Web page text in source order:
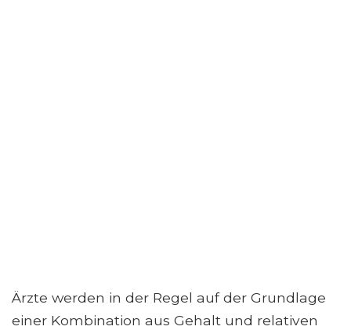
Ärzte werden in der Regel auf der Grundlage
einer Kombination aus Gehalt und relativen